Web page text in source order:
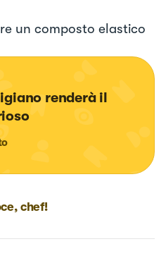
un composto elastico
renderà il
chef!